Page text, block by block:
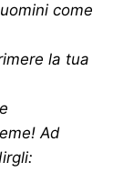
come
la tua
Ad